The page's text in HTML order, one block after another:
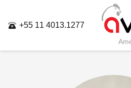
+55 11 4013.1277